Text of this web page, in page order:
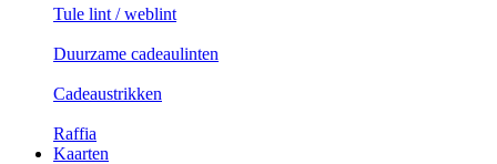
Tule lint / weblint
Duurzame cadeaulinten
Cadeaustrikken
Raffia
Kaarten